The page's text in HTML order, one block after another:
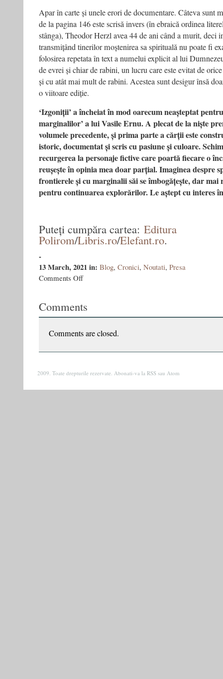
Apar în carte și unele erori de documentare. Câteva sunt
de la pagina 146 este scrisă invers (în ebraică ordinea
stânga), Theodor Herzl avea 44 de ani când a murit, deci
transmițând tinerilor moștenirea sa spirituală nu poate fi
folosirea repetata în text a numelui explicit al lui
de evrei și chiar de rabini, un lucru care este evitat de
și cu atât mai mult de rabini. Acestea sunt desigur însă
o viitoare ediție.
‘Izgoniții’ a încheiat în mod oarecum neașteptat
marginalilor’ a lui Vasile Ernu. A plecat de la niște
volumele precedente, și prima parte a cărții este
istoric, documentat și scris cu pasiune și culoare.
recurgerea la personaje fictive care poartă fiecare o
reușește în opinia mea doar parțial. Imaginea despre
frontierele și cu marginalii săi se îmbogățește, dar mai
pentru continuarea explorărilor. Le aștept cu interes
Puteți cumpăra cartea: Editura
Polirom/Libris.ro/Elefant.ro.
-
13 March, 2021in: Blog, Cronici, Noutati, Presa
Comments Offon
despart:
Comments
Comments are closed.
2009. Toate drepturile rezervate. Abonati-va la RSS sau Atom